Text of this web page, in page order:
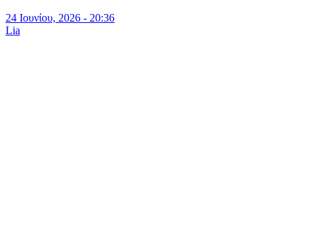
24 Ιουνίου, 2026 - 20:36
Lia